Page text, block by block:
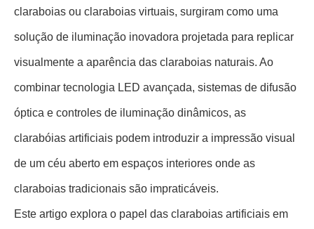
claraboias ou claraboias virtuais, surgiram como uma
solução de iluminação inovadora projetada para replicar
visualmente a aparência das claraboias naturais. Ao
combinar tecnologia LED avançada, sistemas de difusão
óptica e controles de iluminação dinâmicos, as
clarabóias artificiais podem introduzir a impressão visual
de um céu aberto em espaços interiores onde as
claraboias tradicionais são impraticáveis.
Este artigo explora o papel das claraboias artificiais em